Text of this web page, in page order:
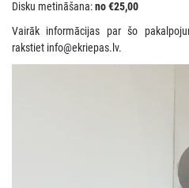
Disku metināšana:no€25,00
Vairāk informācijas par šo
rakstiet info@ekriepas.lv.